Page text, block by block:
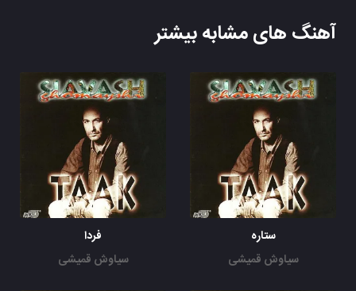
آهنگ های مشابه بیشتر
ستاره
سیاوش قمیشی
فردا
سیاوش قمیشی